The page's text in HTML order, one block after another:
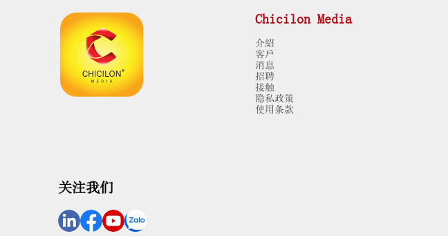
关注我们
Chicilon Media
介紹
客戶
消息
招聘
接触
隐私政策
使用条款